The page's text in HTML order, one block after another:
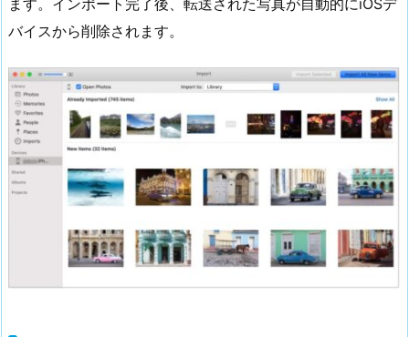
バイスから削除されます。